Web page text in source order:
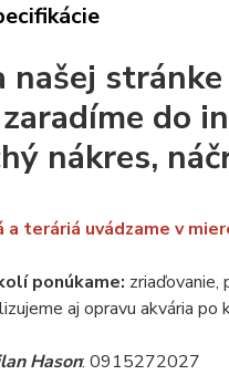
našej
do
nákres,
a teráriá uvádzame v
ponúkame: zriaďovanie,
aj opravu akvária
Hason: 0915272027